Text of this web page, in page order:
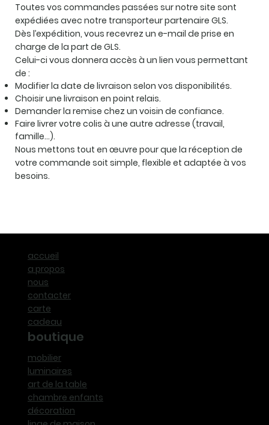
Toutes vos commandes passées sur notre site sont
expédiées avec notre transporteur partenaire GLS.
Dès l’expédition, vous recevrez un e-mail de prise en
charge de la part de GLS.
Celui-ci vous donnera accès à un lien vous permettant
de :
Modifier la date de livraison selon vos disponibilités.
Choisir une livraison en point relais.
Demander la remise chez un voisin de confiance.
Faire livrer votre colis à une autre adresse (travail,
famille…).
Nous mettons tout en œuvre pour que la réception de
votre commande soit simple, flexible et adaptée à vos
besoins.
accueil
a propos
nous
contacter
carte
cadeau
boutique
mobilier
luminaires
art de la table
chambre enfants
décoration